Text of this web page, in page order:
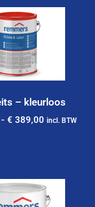
– kleurloos
- € 389,00 incl. BTW